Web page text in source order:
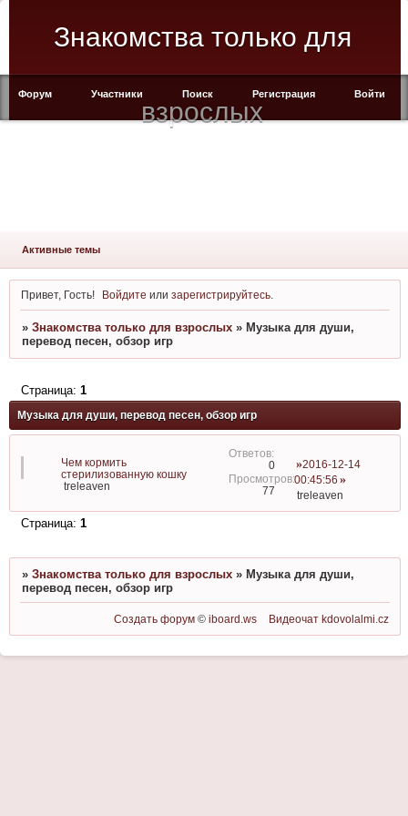
Знакомства только для
взрослых
Форум Участники Поиск Регистрация Войти
Активные темы
Привет, Гость! Войдите илизарегистрируйтесь
» Знакомства только для взрослых » Музыка для души,
перевод песен, обзор игр
Музыка для души, перевод песен, обзор игр
Страница: 1
Чем кормить
стерилизованную кошку
treleaven
0
77
2016-12-14
00:45:56
treleaven
Страница: 1
» Знакомства только для взрослых » Музыка для души,
перевод песен, обзор игр
Создать форум ©iboard.ws Видеочат kdovolalmi.cz